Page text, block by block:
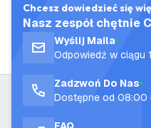
Chcesz dowiedzieć się
Nasz zespół chętnie
Wyślij Maila
Odpowiedź w ciągu
Zadzwoń Do Nas
Dostępne od 08:00